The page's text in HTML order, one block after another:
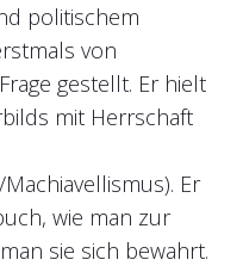
politischem
von
gestellt. Er hielt
mit Herrschaft
Er
wie man zur
sie sich bewahrt.